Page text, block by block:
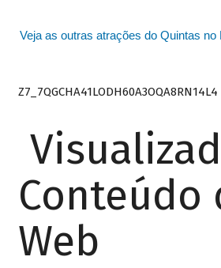
Veja as outras atrações do Quintas no
Z7_7QGCHA41LODH60A3OQA8RN14L4
Conteúdo
Web